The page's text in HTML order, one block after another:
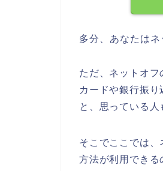
多分、あなたは
ただ、ネットオフ
カードや銀行振
と、思っている人
そこでここでは
方法が利用できる